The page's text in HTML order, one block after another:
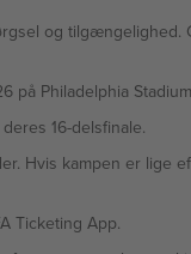
og tilgængelighed.
på Philadelphia
16-delsfinale.
Hvis kampen er lige
Ticketing App.